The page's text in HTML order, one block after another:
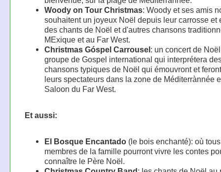
Woody on Tour Christmas: Woody et ses amis
souhaitent un joyeux Noël depuis leur carrosse et
des chants de Noël et d'autres chansons
MExique et au Far West.
Christmas Góspel Carrousel: un concert de
groupe de Gospel international qui interprétera
chansons typiques de Noël qui émouvront et
leurs spectateurs dans la zone de Méditerrànnée
Saloon du Far West.
Et aussi:
El Bosque Encantado(le bois enchanté): où
membres de la famille pourront vivre les contes
connaître le Père Noël.